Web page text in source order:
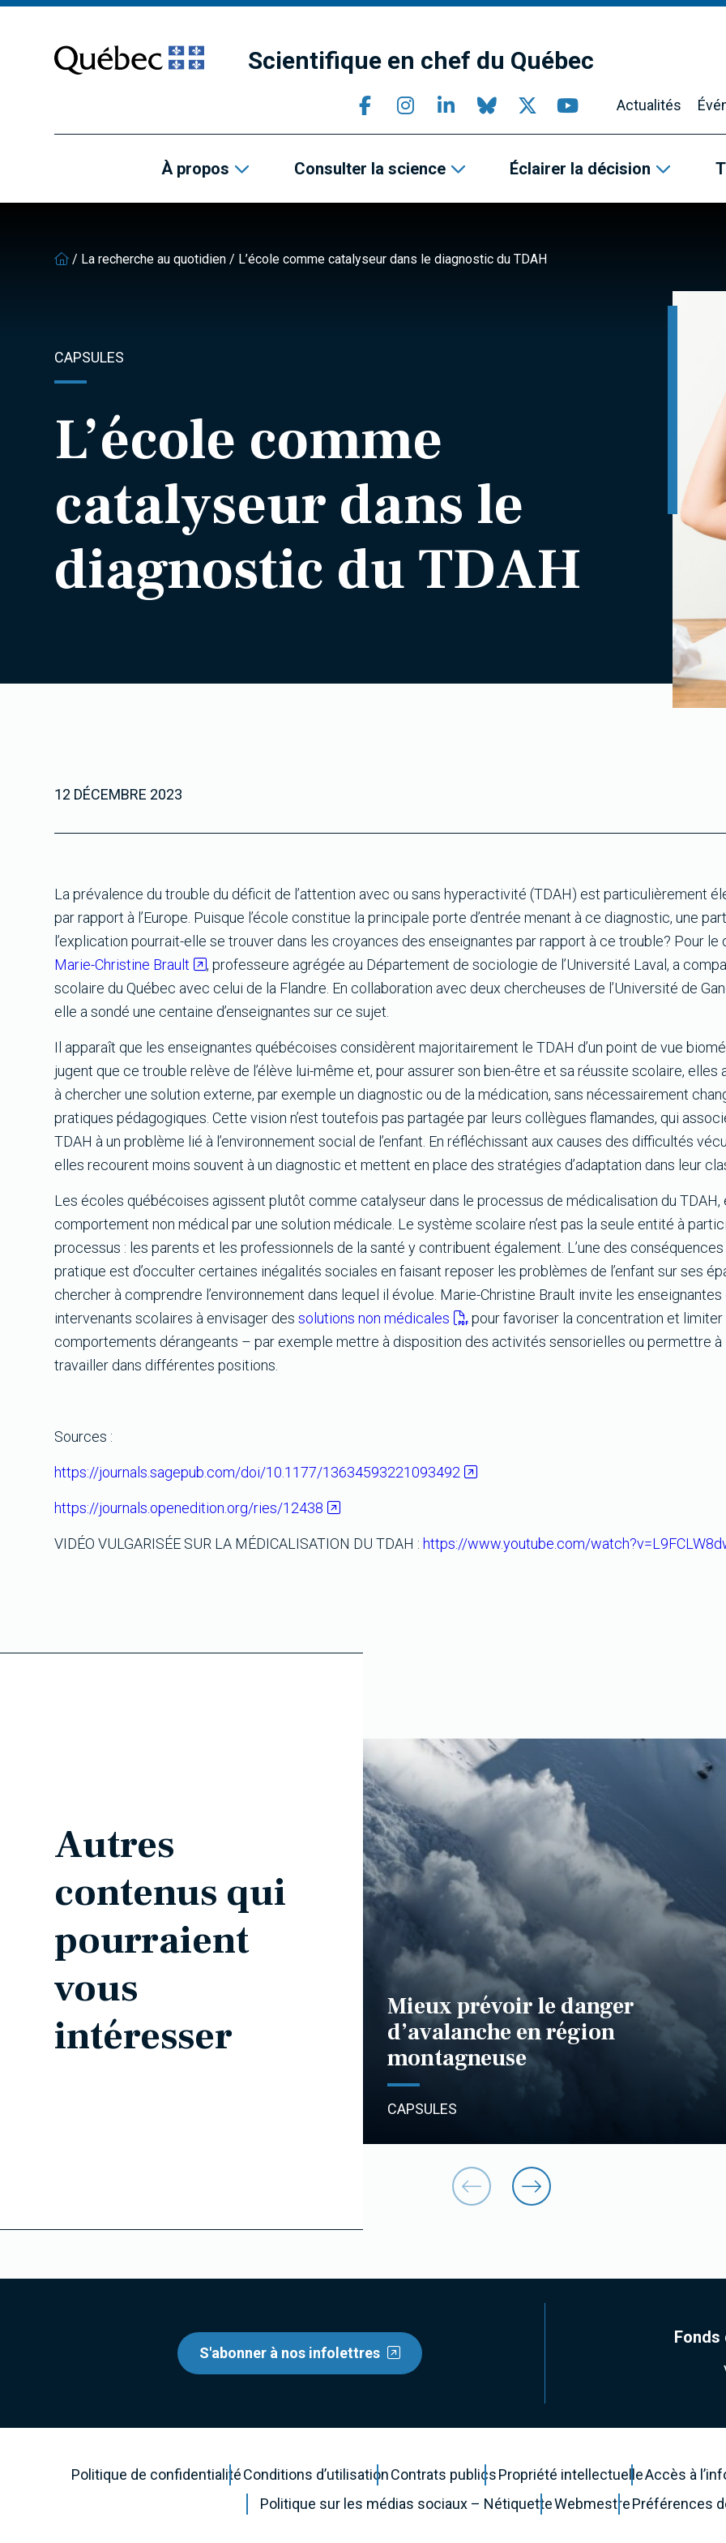
contenu
principal
Scientifique en chef du Québec
Actualités
À propos Consulter la science Éclairer la décision
/ La recherche au quotidien / L’école comme catalyseur dans le diagnostic du TDAH
CAPSULES
L’école comme
catalyseur dans le
diagnostic du TDAH
12 DÉCEMBRE 2023
La prévalence du trouble du déficit de l’attention avec ou sans hyperactivité (TDAH) est particulièrement
par rapport à l’Europe. Puisque l’école constitue la principale porte d’entrée menant à ce diagnostic, une
l’explication pourrait-elle se trouver dans les croyances des enseignantes par rapport à ce trouble? Pour le
Marie-Christine Brault
, professeure agrégée au Département de sociologie de l’Université Laval, a
scolaire du Québec avec celui de la Flandre. En collaboration avec deux chercheuses de l’Université de
elle a sondé une centaine d’enseignantes sur ce sujet.
Il apparaît que les enseignantes québécoises considèrent majoritairement le TDAH d’un point de vue
jugent que ce trouble relève de l’élève lui-même et, pour assurer son bien-être et sa réussite scolaire, elles
à chercher une solution externe, par exemple un diagnostic ou de la médication, sans nécessairement
pratiques pédagogiques. Cette vision n’est toutefois pas partagée par leurs collègues flamandes, qui
TDAH à un problème lié à l’environnement social de l’enfant. En réfléchissant aux causes des difficultés
elles recourent moins souvent à un diagnostic et mettent en place des stratégies d’adaptation dans leur
Les écoles québécoises agissent plutôt comme catalyseur dans le processus de médicalisation du TDAH,
comportement non médical par une solution médicale. Le système scolaire n’est pas la seule entité à
processus : les parents et les professionnels de la santé y contribuent également. L’une des
pratique est d’occulter certaines inégalités sociales en faisant reposer les problèmes de l’enfant sur ses
chercher à comprendre l’environnement dans lequel il évolue. Marie-Christine Brault invite les
intervenants scolaires à envisager dessolutions non médicales
pour favoriser la concentration et limiter
comportements dérangeants – par exemple mettre à disposition des activités sensorielles ou permettre à
travailler dans différentes positions.
Sources :
https://journals.sagepub.com/doi/10.1177/13634593221093492
https://journals.openedition.org/ries/12438
VIDÉO VULGARISÉE SUR LA MÉDICALISATION DU TDAH :https://www.youtube.com/
Autres
contenus qui
pourraient
vous
intéresser
Mieux prévoir le danger
d’avalanche en région
montagneuse
CAPSULES
S'abonner à nos infolettres
Fonds
Politique de confidentialitéConditions d’utilisationContrats publicsPropriété intellectuelleAccès à
Politique sur les médias sociaux – NétiquetteWebmestrePréférences